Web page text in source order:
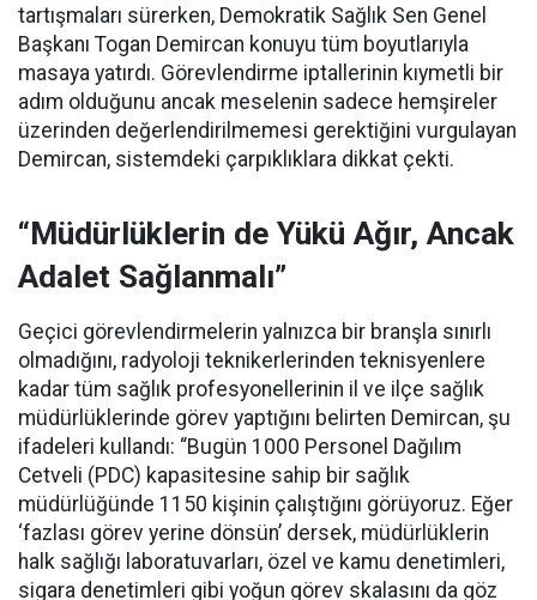
tartışmaları sürerken, Demokratik Sağlık Sen Genel
Başkanı Togan Demircan konuyu tüm boyutlarıyla
masaya yatırdı. Görevlendirme iptallerinin kıymetli bir
adım olduğunu ancak meselenin sadece hemşireler
üzerinden değerlendirilmemesi gerektiğini vurgulayan
Demircan, sistemdeki çarpıklıklara dikkat çekti.
“Müdürlüklerin de Yükü Ağır, Ancak
Adalet Sağlanmalı”
Geçici görevlendirmelerin yalnızca bir branşla sınırlı
olmadığını, radyoloji teknikerlerinden teknisyenlere
kadar tüm sağlık profesyonellerinin il ve ilçe sağlık
müdürlüklerinde görev yaptığını belirten Demircan, şu
ifadeleri kullandı: “Bugün 1000 Personel Dağılım
Cetveli (PDC) kapasitesine sahip bir sağlık
müdürlüğünde 1150 kişinin çalıştığını görüyoruz. Eğer
‘fazlası görev yerine dönsün’ dersek, müdürlüklerin
halk sağlığı laboratuvarları, özel ve kamu denetimleri,
sigara denetimleri gibi yoğun görev skalasını da göz